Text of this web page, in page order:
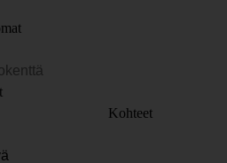
Kohteet